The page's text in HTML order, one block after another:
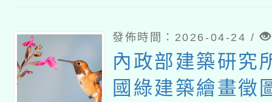
發佈時間：2026-04-24 /
內政部建築研究
國綠建築繪畫徵